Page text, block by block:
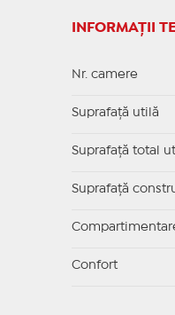
INFORMAȚII
Nr. camere
Suprafaţă utilă
Suprafaţă total
Suprafaţă
Confort